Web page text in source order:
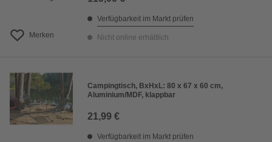
Merken
Verfügbarkeit im Markt prüfen
Nicht online erhältlich
Campingtisch, BxHxL: 80 x 67 x 60 cm,
Aluminium/MDF, klappbar
21,99 €
Verfügbarkeit im Markt prüfen